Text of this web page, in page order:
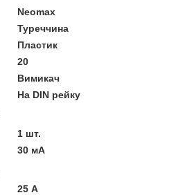
Neomax
Туреччина
Пластик
20
Вимикач
На DIN рейку
1 шт.
30 мА
25 А